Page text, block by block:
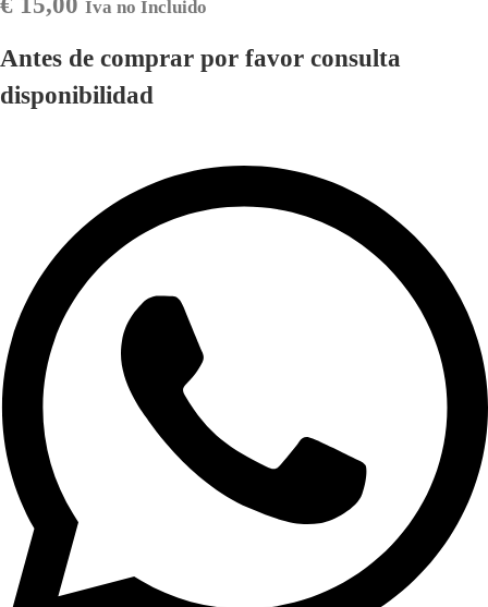
Iva no Incluido
Antes de comprar por favor consulta
disponibilidad